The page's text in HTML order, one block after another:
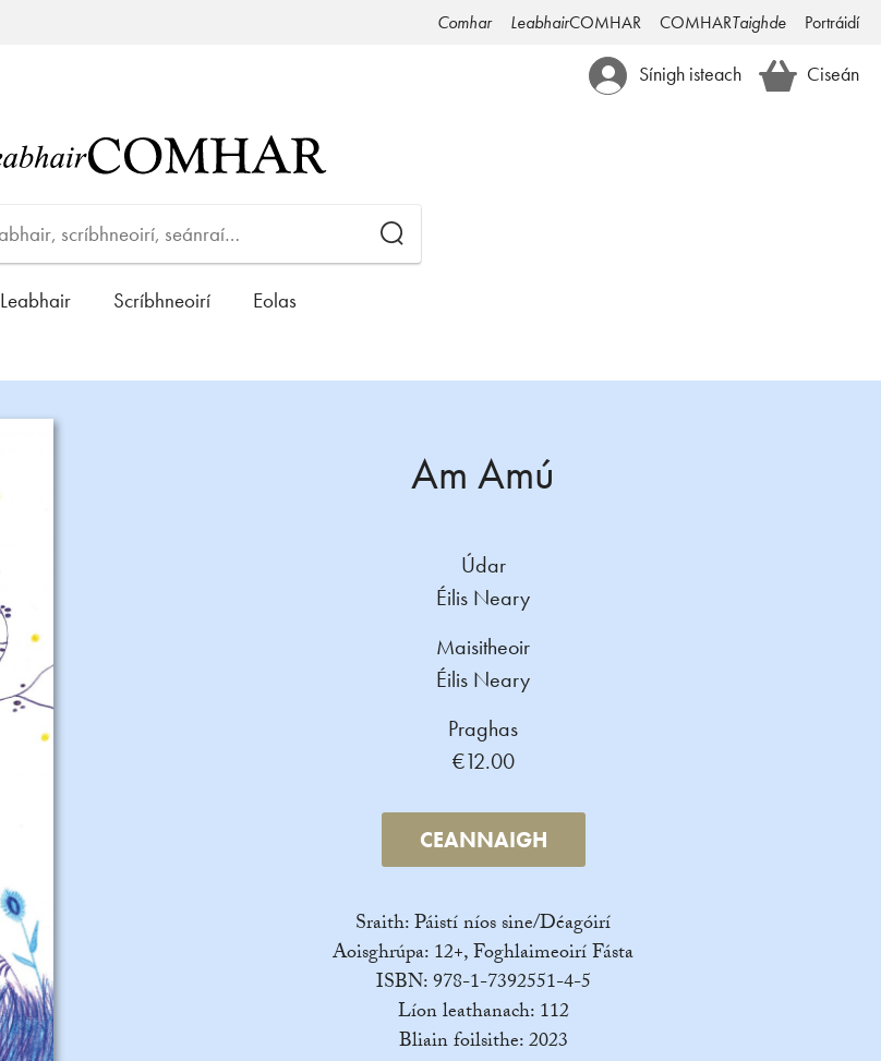
Comhar LeabhairCOMHAR COMHARTaighde Portráidí
Ciseán
Sínigh isteach
Leabhair Scríbhneoirí Eolas
Am Amú
Údar
Éilis Neary
Maisitheoir
Éilis Neary
Praghas
€12.00
CEANNAIGH
Sraith: Páistí níos sine/Déagóirí
Aoisghrúpa: 12+, Foghlaimeoirí Fásta
ISBN: 978-1-7392551-4-5
Líon leathanach: 112
Bliain foilsithe: 2023